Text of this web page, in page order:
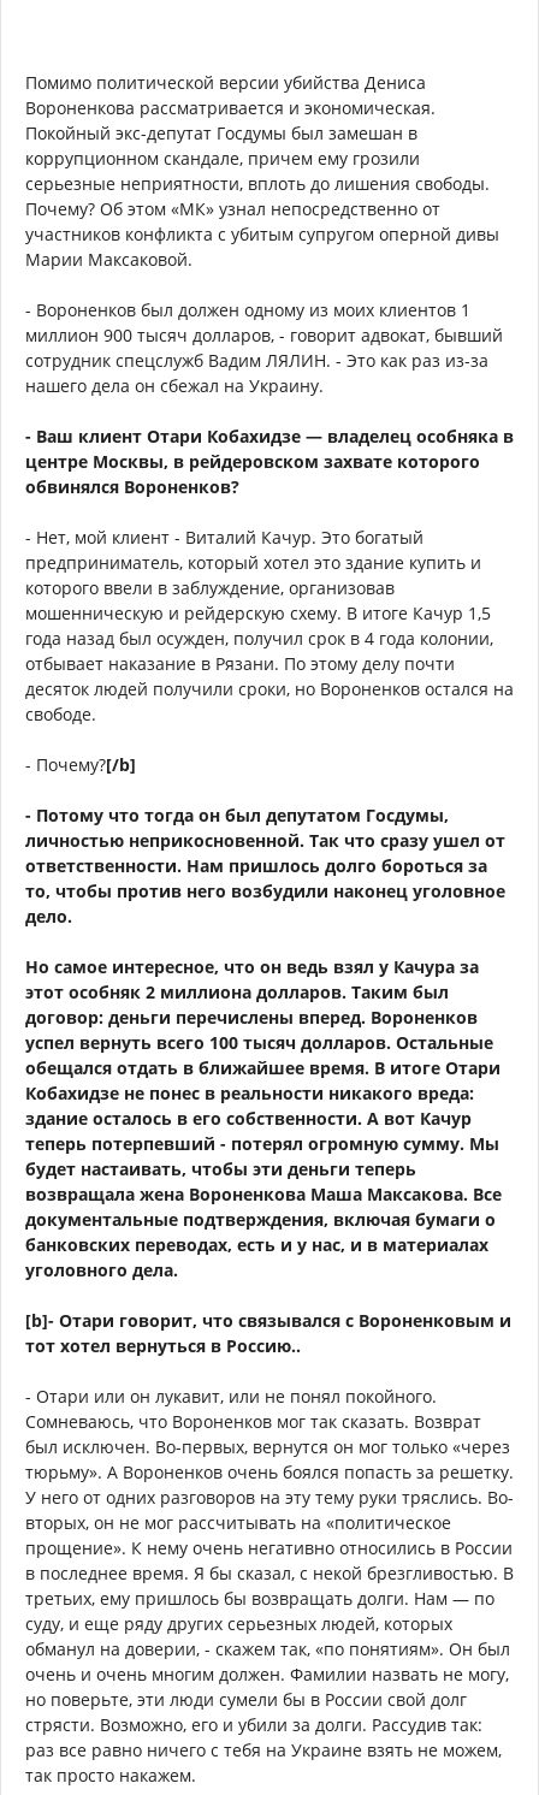
Помимо политической версии убийства Дениса
Вороненкова рассматривается и экономическая.
Покойный экс-депутат Госдумы был замешан в
коррупционном скандале, причем ему грозили
серьезные неприятности, вплоть до лишения свободы.
Почему? Об этом «МК» узнал непосредственно от
участников конфликта с убитым супругом оперной дивы
Марии Максаковой.
- Вороненков был должен одному из моих клиентов 1
миллион 900 тысяч долларов, - говорит адвокат, бывший
сотрудник спецслужб Вадим ЛЯЛИН. - Это как раз из-за
нашего дела он сбежал на Украину.
- Ваш клиент Отари Кобахидзе — владелец особняка в
центре Москвы, в рейдеровском захвате которого
обвинялся Вороненков?
- Нет, мой клиент - Виталий Качур. Это богатый
предприниматель, который хотел это здание купить и
которого ввели в заблуждение, организовав
мошенническую и рейдерскую схему. В итоге Качур 1,5
года назад был осужден, получил срок в 4 года колонии,
отбывает наказание в Рязани. По этому делу почти
десяток людей получили сроки, но Вороненков остался на
свободе.
- Почему?[/b]
- Потому что тогда он был депутатом Госдумы,
личностью неприкосновенной. Так что сразу ушел от
ответственности. Нам пришлось долго бороться за
то, чтобы против него возбудили наконец уголовное
дело.
Но самое интересное, что он ведь взял у Качура за
этот особняк 2 миллиона долларов. Таким был
договор: деньги перечислены вперед. Вороненков
успел вернуть всего 100 тысяч долларов. Остальные
обещался отдать в ближайшее время. В итоге Отари
Кобахидзе не понес в реальности никакого вреда:
здание осталось в его собственности. А вот Качур
теперь потерпевший - потерял огромную сумму. Мы
будет настаивать, чтобы эти деньги теперь
возвращала жена Вороненкова Маша Максакова. Все
документальные подтверждения, включая бумаги о
банковских переводах, есть и у нас, и в материалах
уголовного дела.
[b]- Отари говорит, что связывался с Вороненковым и
тот хотел вернуться в Россию..
- Отари или он лукавит, или не понял покойного.
Сомневаюсь, что Вороненков мог так сказать. Возврат
был исключен. Во-первых, вернутся он мог только «через
тюрьму». А Вороненков очень боялся попасть за решетку.
У него от одних разговоров на эту тему руки тряслись. Во-
вторых, он не мог рассчитывать на «политическое
прощение». К нему очень негативно относились в России
в последнее время. Я бы сказал, с некой брезгливостью. В
третьих, ему пришлось бы возвращать долги. Нам — по
суду, и еще ряду других серьезных людей, которых
обманул на доверии, - скажем так, «по понятиям». Он был
очень и очень многим должен. Фамилии назвать не могу,
но поверьте, эти люди сумели бы в России свой долг
стрясти. Возможно, его и убили за долги. Рассудив так:
раз все равно ничего с тебя на Украине взять не можем,
так просто накажем.